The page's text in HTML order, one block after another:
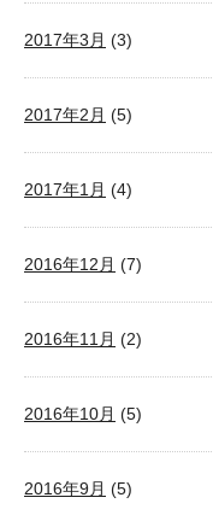
2017年3月 (3)
2017年2月 (5)
2017年1月 (4)
2016年12月 (7)
2016年11月 (2)
2016年10月 (5)
2016年9月 (5)